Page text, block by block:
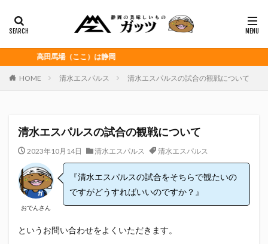
高田馬場（ここ）は静岡
HOME 清水エスパルス 清水エスパルスの試合の観戦について
清水エスパルスの試合の観戦について
2023年10月14日 清水エスパルス 清水エスパルス
おでんさん
『清水エスパルスの試合をそちらで観たいの
ですがどうすればいいのですか？』
というお問い合わせをよくいただきます。
富士宮やきそば 桜えび 浜松餃子
Jリーグ
Repubrew
いなば食品
いわてグルージャ盛岡
うなぎパイ
うなぎ芋
おがわ
くふうハヤテベンチャーズ静岡
こっこ
たけしの挑戦状